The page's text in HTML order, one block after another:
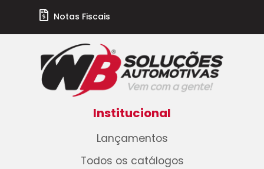
Notas Fiscais
Institucional
Lançamentos
Todos os catálogos